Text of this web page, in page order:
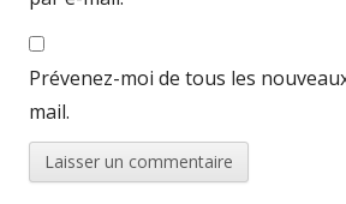
Prévenez-moi de tous les
mail.